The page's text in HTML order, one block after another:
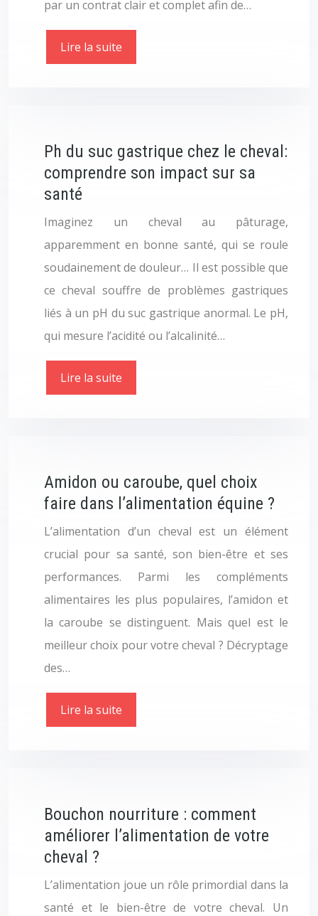
par un contrat clair et complet afin de…
Lire la suite
Ph du suc gastrique chez le cheval:
comprendre son impact sur sa
santé
Imaginez un cheval au pâturage,
apparemment en bonne santé, qui se roule
soudainement de douleur… Il est possible que
ce cheval souffre de problèmes gastriques
liés à un pH du suc gastrique anormal. Le pH,
qui mesure l’acidité ou l’alcalinité…
Lire la suite
Amidon ou caroube, quel choix
faire dans l’alimentation équine ?
L’alimentation d’un cheval est un élément
crucial pour sa santé, son bien-être et ses
performances. Parmi les compléments
alimentaires les plus populaires, l’amidon et
la caroube se distinguent. Mais quel est le
meilleur choix pour votre cheval ? Décryptage
des…
Lire la suite
Bouchon nourriture : comment
améliorer l’alimentation de votre
cheval ?
L’alimentation joue un rôle primordial dans la
santé et le bien-être de votre cheval. Un